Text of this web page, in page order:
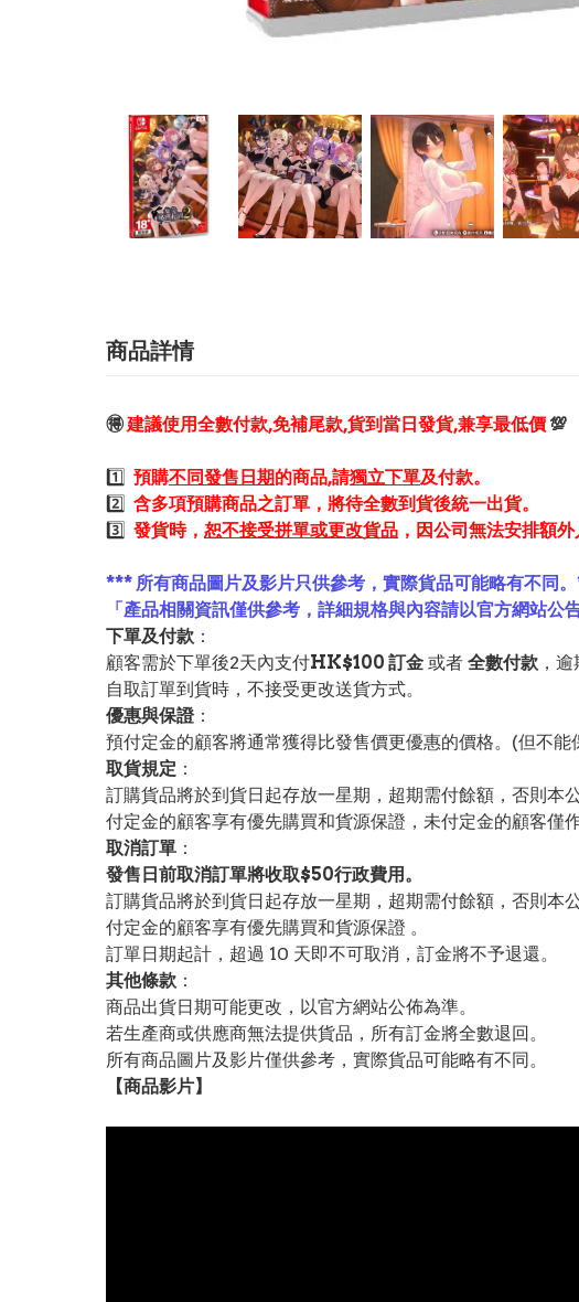
商品詳情
🉐建議使用全數付款,免補尾款,貨到當日發貨,兼享最低價 💯
1️⃣ 預購不同發售日期的商品,請獨立下單及付款。
2️⃣ 含多項預購商品之訂單，將待全數到貨後統一出貨。
3️⃣ 發貨時， 恕不接受拼單或更改貨品 ，因公司無法安排額
*** 所有商品圖片及影片只供參考，實際貨品可能略有不同
「產品相關資訊僅供參考，詳細規格與內容請以官方網站公
下單及付款 ：
顧客需於下單後2天內支付HK$100 訂金 或者 全數付款 ，
自取訂單到貨時，不接受更改送貨方式。
優惠與保證：
預付定金的顧客將通常獲得比發售價更優惠的價格。(但不能
取貨規定 ：
訂購貨品將於到貨日起存放一星期，超期需付餘額，否則本
付定金的顧客享有優先購買和貨源保證，未付定金的顧客僅
取消訂單 ：
發售日前取消訂單將收取$50行政費用。
訂購貨品將於到貨日起存放一星期，超期需付餘額，否則本
付定金的顧客享有優先購買和貨源保證 。
訂單日期起計，超過 10 天即不可取消，訂金將不予退還。
其他條款 ：
商品出貨日期可能更改，以官方網站公佈為準。
若生產商或供應商無法提供貨品，所有訂金將全數退回。
所有商品圖片及影片僅供參考，實際貨品可能略有不同。
【商品影片】